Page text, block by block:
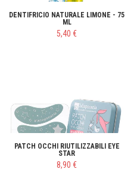
DENTIFRICIO NATURALE LIMONE - 75
ML
5,40 €
PATCH OCCHI RIUTILIZZABILI EYE
STAR
8,90 €